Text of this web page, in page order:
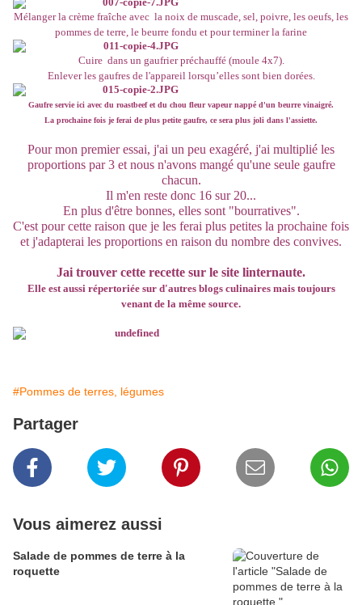
Mélanger la crème fraîche avec la noix de muscade, sel, poivre, les oeufs, les
pommes de terre, le beurre fondu et pour terminer la farine
Cuire dans un gaufrier préchauffé (moule 4x7).
Enlever les gaufres de l'appareil lorsqu’elles sont bien dorées.
Gaufre servie ici avec du roastbeef et du chou fleur vapeur nappé d'un beurre vinaigré.
La prochaine fois je ferai de plus petite gaufre, ce sera plus joli dans l'assiette.
Pour mon premier essai, j'ai un peu exagéré, j'ai multiplié les
proportions par 3 et nous n'avons mangé qu'une seule gaufre
chacun.
Il m'en reste donc 16 sur 20...
En plus d'être bonnes, elles sont "bourratives".
C'est pour cette raison que je les ferai plus petites la prochaine fois
et j'adapterai les proportions en raison du nombre des convives.
Jai trouver cette recette sur le site linternaute.
Elle est aussi répertoriée sur d'autres blogs culinaires mais toujours
venant de la même source.
#Pommes de terres, légumes
Partager
Vous aimerez aussi
Salade de pommes de terre à la
roquette